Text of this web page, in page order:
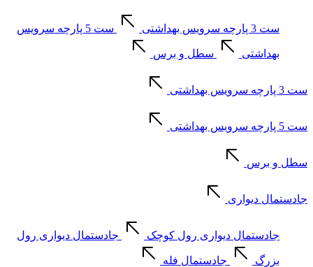
ست 3 پارچه سرویس بهداشتی ست 5 پارچه سرویس
بهداشتی سطل و برس
ست 3 پارچه سرویس بهداشتی
ست 5 پارچه سرویس بهداشتی
سطل و برس
جادستمال دیواری
جادستمال دیواری رول کوچک جادستمال دیواری رول
بزرگ جادستمال فله